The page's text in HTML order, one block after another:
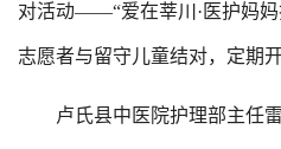
对活动——“爱在莘川·医护妈妈
志愿者与留守儿童结对，定期
卢氏县中医院护理部主任雷